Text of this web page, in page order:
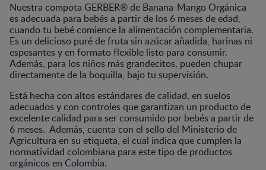
Nuestra compota GERBER® de Banana-Mango Orgánica
es adecuada para bebés a partir de los 6 meses de edad,
cuando tu bebé comience la alimentación complementaria.
Es un delicioso puré de fruta sin azúcar añadida, harinas ni
espesantes y en formato flexible listo para consumir.
Además, para los niños más grandecitos, pueden chupar
directamente de la boquilla, bajo tu supervisión.
Está hecha con altos estándares de calidad, en suelos
adecuados y con controles que garantizan un producto de
excelente calidad para ser consumido por bebés a partir de
6 meses. Además, cuenta con el sello del Ministerio de
Agricultura en su etiqueta, el cual indica que cumplen la
normatividad colombiana para este tipo de productos
orgánicos en Colombia.